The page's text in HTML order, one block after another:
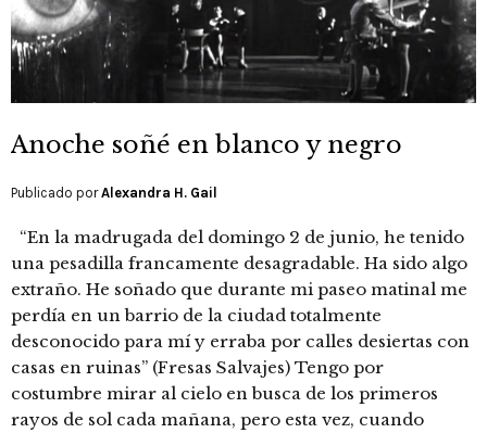
Anoche soñé en blanco y negro
Publicado porAlexandra H. Gail
“En la madrugada del domingo 2 de junio, he tenido
una pesadilla francamente desagradable. Ha sido algo
extraño. He soñado que durante mi paseo matinal me
perdía en un barrio de la ciudad totalmente
desconocido para mí y erraba por calles desiertas con
casas en ruinas” (Fresas Salvajes) Tengo por
costumbre mirar al cielo en busca de los primeros
rayos de sol cada mañana, pero esta vez, cuando